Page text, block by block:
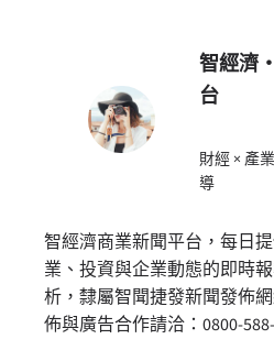
智經濟
台
財經 × 產
導
智經濟商業新聞平台，每日
業、投資與企業動態的即時
析，隸屬智聞捷發新聞發佈
佈與廣告合作請洽：0800-